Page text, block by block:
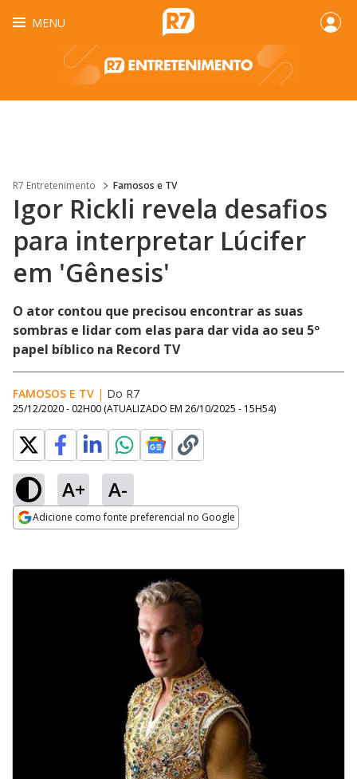
MENU
R7 Entretenimento Famosos e TV
Igor Rickli revela desafios
para interpretar Lúcifer
em 'Gênesis'
O ator contou que precisou encontrar as suas
sombras e lidar com elas para dar vida ao seu 5º
papel bíblico na Record TV
FAMOSOS E TV | Do R7
25/12/2020 - 02H00 (ATUALIZADO EM 26/10/2025 - 15H54)
A+ A-
Adicione como fonte preferencial no Google